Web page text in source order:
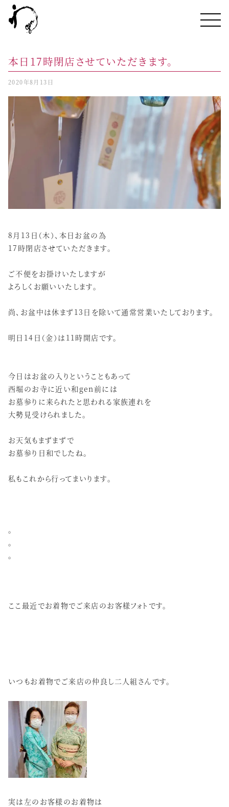
本日17時閉店させていただきます。
2020年8月13日
8月13日（木）、本日お盆の為
17時閉店させていただきます。
ご不便をお掛けいたしますが
よろしくお願いいたします。
尚、お盆中は休まず13日を除いて通常営業いたしております。
明日14日（金）は11時開店です。
今日はお盆の入りということもあって
西堀のお寺に近い和gen前には
お墓参りに来られたと思われる家族連れを
大勢見受けられました。
お天気もまずまずで
お墓参り日和でしたね。
私もこれから行ってまいります。
。
。
。
ここ最近でお着物でご来店のお客様フォトです。
いつもお着物でご来店の仲良し二人組さんです。
実は左のお客様のお着物は